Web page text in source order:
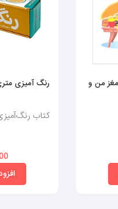
من و
رنگ آمیزی متری 5 - حیوان های
کتاب